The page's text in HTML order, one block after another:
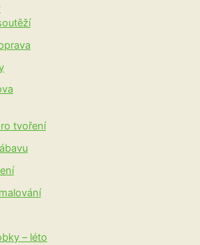
tvoření
– léto